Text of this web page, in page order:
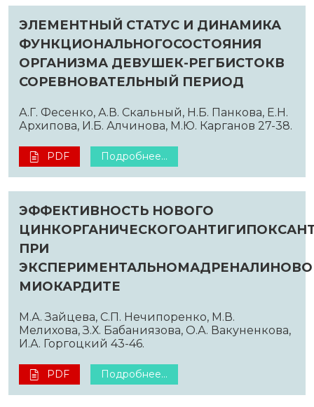
ЭЛЕМЕНТНЫЙ СТАТУС И ДИНАМИКА
ФУНКЦИОНАЛЬНОГОСОСТОЯНИЯ
ОРГАНИЗМА ДЕВУШЕК-РЕГБИСТОКВ
СОРЕВНОВАТЕЛЬНЫЙ ПЕРИОД
А.Г. Фесенко, А.В. Скальный, Н.Б. Панкова, Е.Н.
Архипова, И.Б. Алчинова, М.Ю. Карганов 27-38.
PDF Подробнее...
ЭФФЕКТИВНОСТЬ НОВОГО
ПРИ
МИОКАРДИТЕ
М.А. Зайцева, С.П. Нечипоренко, М.В.
Мелихова, З.Х. Бабаниязова, О.А. Вакуненкова,
И.А. Горгоцкий 43-46.
PDF Подробнее...